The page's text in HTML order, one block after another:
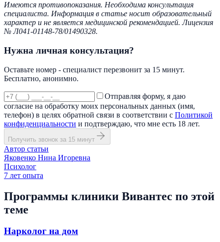
Имеются противопоказания. Необходима консультация
специалиста. Информация в статье носит образовательный
характер и не является медицинской рекомендацией. Лицензия
№ Л041-01148-78/01490328.
Нужна личная консультация?
Оставьте номер - специалист перезвонит за 15 минут.
Бесплатно, анонимно.
Отправляя форму, я даю
согласие на обработку моих персональных данных (имя,
телефон) в целях обратной связи в соответствии с Политикой
конфиденциальности и подтверждаю, что мне есть 18 лет.
Получить звонок за 15 минут
Автор статьи
Яковенко Нина Игоревна
Психолог
7 лет опыта
Программы клиники Вивантес по этой
теме
Нарколог на дом